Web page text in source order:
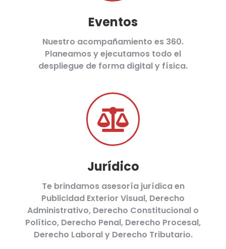
Eventos
Nuestro acompañamiento es 360.
Planeamos y ejecutamos todo el
despliegue de forma digital y física.
Jurídico
Te brindamos asesoría jurídica en
Publicidad Exterior Visual, Derecho
Administrativo, Derecho Constitucional o
Político, Derecho Penal, Derecho Procesal,
Derecho Laboral y Derecho Tributario.